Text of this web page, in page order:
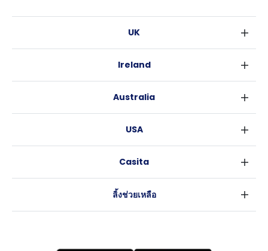
UK
กลาสโกว
เอดินเบอระ
ลีดส์
บริสโทล
คาร์ดิฟ
Ireland
Australia
บริสเบน
อะเดลายด์
USA
แอตแลนตา
Casita
ลิ้งช่วยเหลือ